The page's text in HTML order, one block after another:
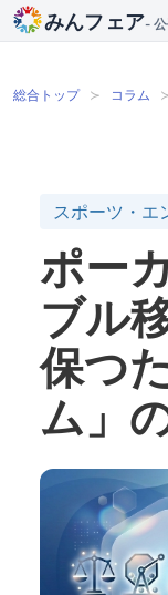
みんフェア-
総合トップ
コラム
スポーツ・エ
ポー
ブル
保つ
ム」